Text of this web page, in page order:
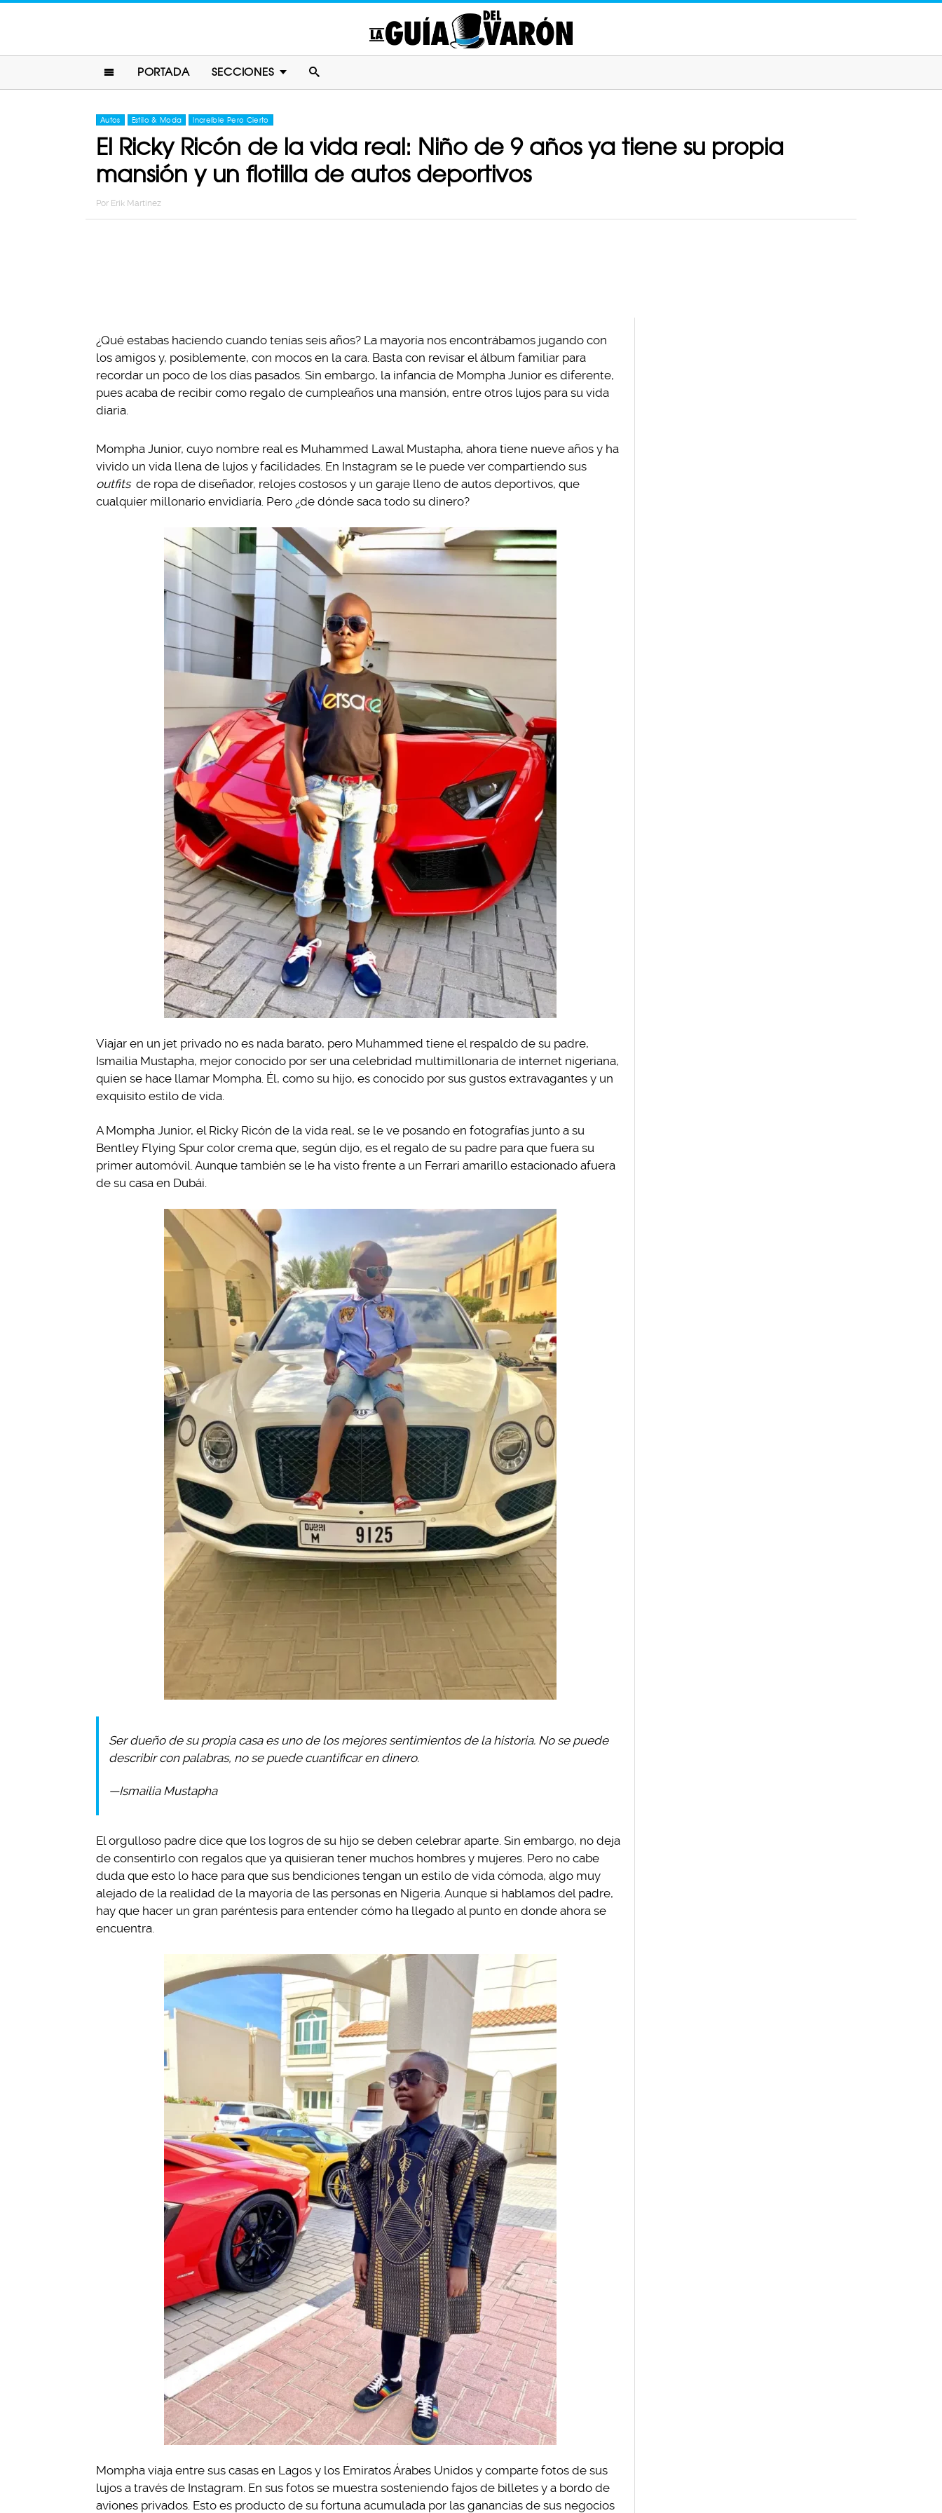
PORTADA SECCIONES
Autos Estilo & Moda Increíble Pero Cierto
El Ricky Ricón de la vida real: Niño de 9 años ya tiene su propia
mansión y un flotilla de autos deportivos
Por Erik Martinez
¿Qué estabas haciendo cuando tenías seis años? La mayoría nos encontrábamos jugando con
los amigos y, posiblemente, con mocos en la cara. Basta con revisar el álbum familiar para
recordar un poco de los días pasados. Sin embargo, la infancia de Mompha Junior es diferente,
pues acaba de recibir como regalo de cumpleaños una mansión, entre otros lujos para su vida
diaria.
Mompha Junior, cuyo nombre real es Muhammed Lawal Mustapha, ahora tiene nueve años y ha
vivido un vida llena de lujos y facilidades. En Instagram se le puede ver compartiendo sus
outfits de ropa de diseñador, relojes costosos y un garaje lleno de autos deportivos, que
cualquier millonario envidiaría. Pero ¿de dónde saca todo su dinero?
Viajar en un jet privado no es nada barato, pero Muhammed tiene el respaldo de su padre,
Ismailia Mustapha, mejor conocido por ser una celebridad multimillonaria de internet nigeriana,
quien se hace llamar Mompha. Él, como su hijo, es conocido por sus gustos extravagantes y un
exquisito estilo de vida.
A Mompha Junior, el Ricky Ricón de la vida real, se le ve posando en fotografías junto a su
Bentley Flying Spur color crema que, según dijo, es el regalo de su padre para que fuera su
primer automóvil. Aunque también se le ha visto frente a un Ferrari amarillo estacionado afuera
de su casa en Dubái.
Ser dueño de su propia casa es uno de los mejores sentimientos de la historia. No se puede
describir con palabras, no se puede cuantificar en dinero.
—Ismailia Mustapha
El orgulloso padre dice que los logros de su hijo se deben celebrar aparte. Sin embargo, no deja
de consentirlo con regalos que ya quisieran tener muchos hombres y mujeres. Pero no cabe
duda que esto lo hace para que sus bendiciones tengan un estilo de vida cómoda, algo muy
alejado de la realidad de la mayoría de las personas en Nigeria. Aunque si hablamos del padre,
hay que hacer un gran paréntesis para entender cómo ha llegado al punto en donde ahora se
encuentra.
Mompha viaja entre sus casas en Lagos y los Emiratos Árabes Unidos y comparte fotos de sus
lujos a través de Instagram. En sus fotos se muestra sosteniendo fajos de billetes y a bordo de
aviones privados. Esto es producto de su fortuna acumulada por las ganancias de sus negocios